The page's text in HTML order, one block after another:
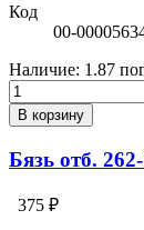
Код
00-
Наличие: 1.87
В корзину
Бязь отб.
375 ₽